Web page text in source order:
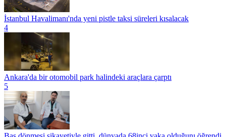
İstanbul Havalimanı'nda yeni pistle taksi süreleri kısalacak
4
Ankara'da bir otomobil park halindeki araçlara çarptı
5